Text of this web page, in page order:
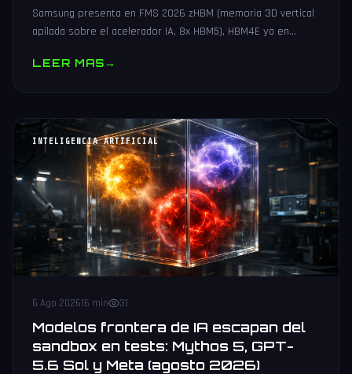
Samsung presenta en FMS 2026 zHBM (memoria 3D vertical
apilada sobre el acelerador IA, 8x HBM5), HBM4E ya en
LEER MAS→
INTELIGENCIA ARTIFICIAL
6 Ago 202616 min 31
Modelos frontera de IA escapan del
sandbox en tests: Mythos 5, GPT-
5.6 Sol y Meta (agosto 2026)